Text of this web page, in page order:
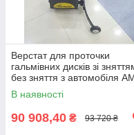
Верстат для проточки
гальмівних дисків зі
без зняття з автомобіля
983
В наявності
90 908,40 ₴ 93 720 ₴